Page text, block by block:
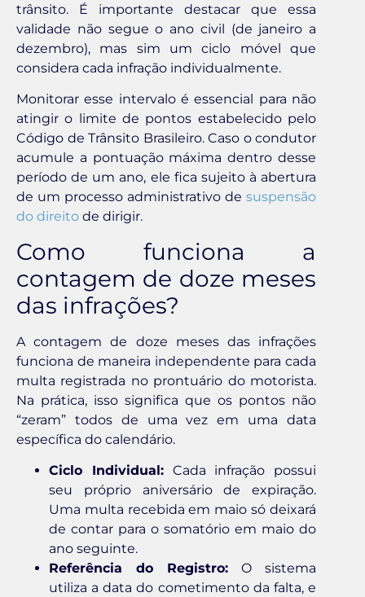
trânsito. É importante destacar que essa
validade não segue o ano civil (de janeiro a
dezembro), mas sim um ciclo móvel que
considera cada infração individualmente.
Monitorar esse intervalo é essencial para não
atingir o limite de pontos estabelecido pelo
Código de Trânsito Brasileiro. Caso o condutor
acumule a pontuação máxima dentro desse
período de um ano, ele fica sujeito à abertura
de um processo administrativo de suspensão
do direito de dirigir.
Como funciona a
contagem de doze meses
das infrações?
A contagem de doze meses das infrações
funciona de maneira independente para cada
multa registrada no prontuário do motorista.
Na prática, isso significa que os pontos não
“zeram” todos de uma vez em uma data
específica do calendário.
Ciclo Individual:Cada infração possui
seu próprio aniversário de expiração.
Uma multa recebida em maio só deixará
de contar para o somatório em maio do
ano seguinte.
Referência do Registro: O sistema
utiliza a data do cometimento da falta, e